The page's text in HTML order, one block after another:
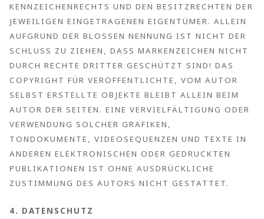
KENNZEICHENRECHTS UND DEN BESITZRECHTEN DER
JEWEILIGEN EINGETRAGENEN EIGENTÜMER. ALLEIN
AUFGRUND DER BLOSSEN NENNUNG IST NICHT DER S
CHLUSS ZU ZIEHEN, DASS MARKENZEICHEN NICHT DU
RCH RECHTE DRITTER GESCHÜTZT SIND! DAS CO
PYRIGHT FÜR VERÖFFENTLICHTE, VOM AUTOR SE
LBST ERSTELLTE OBJEKTE BLEIBT ALLEIN BEIM AU
TOR DER SEITEN. EINE VERVIELFÄLTIGUNG ODER VE
RWENDUNG SOLCHER GRAFIKEN, TO
NDOKUMENTE, VIDEOSEQUENZEN UND TEXTE IN AN
DEREN ELEKTRONISCHEN ODER GEDRUCKTEN PU
BLIKATIONEN IST OHNE AUSDRÜCKLICHE ZU
STIMMUNG DES AUTORS NICHT GESTATTET.
4. DATENSCHUTZ